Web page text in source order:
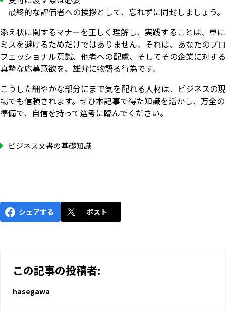
最終的な評価者への挨拶として、忘れずに同封しましょう。
添え状に関するマナーを正しく理解し、実践することは、単に
ミスを避けるためだけではありません。それは、あなたのプロ
フェッショナル意識、他者への配慮、そしてその企業に対する
真摯な応募意欲を、雄弁に物語る行為です。
こうした細やかな部分にまで気を配れる人材は、ビジネスの現
場でも信頼されます。ぜひ本記事で得た知識を活かし、万全の
準備で、自信を持って選考に臨んでください。
ビジネス文書の基礎知識
シェアする ポスト
この記事の投稿者:
hasegawa